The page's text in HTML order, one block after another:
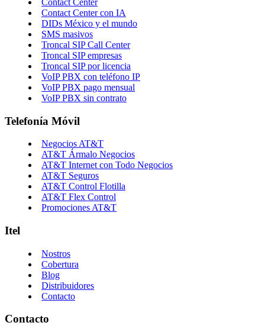
Contact Center con IA
DIDs México y el mundo
SMS masivos
Troncal SIP Call Center
Troncal SIP empresas
Troncal SIP por licencia
VoIP PBX con teléfono IP
VoIP PBX pago mensual
VoIP PBX sin contrato
Telefonía Móvil
Negocios AT&T
AT&T Ármalo Negocios
AT&T Internet con Todo Negocios
AT&T Seguros
AT&T Control Flotilla
AT&T Flex Control
Promociones AT&T
Itel
Nostros
Cobertura
Blog
Distribuidores
Contacto
Contacto